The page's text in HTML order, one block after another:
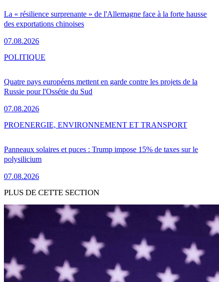
La « résilience surprenante » de l'Allemagne face à la forte hausse
des exportations chinoises
07.08.2026
Quatre pays européens mettent en garde contre les projets de la
Russie pour l'Ossétie du Sud
07.08.2026
POLITIQUE
Panneaux solaires et puces : Trump impose 15% de taxes sur le
polysilicium
07.08.2026
PROENERGIE, ENVIRONNEMENT ET TRANSPORT
PLUS DE CETTE SECTION